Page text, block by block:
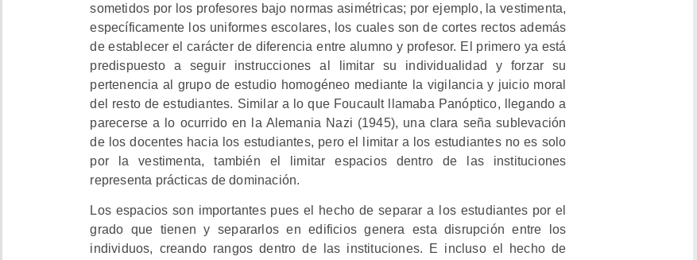
sometidos por los profesores bajo normas asimétricas; por ejemplo, la vestimenta,
específicamente los uniformes escolares, los cuales son de cortes rectos además
de establecer el carácter de diferencia entre alumno y profesor. El primero ya está
predispuesto a seguir instrucciones al limitar su individualidad y forzar su
pertenencia al grupo de estudio homogéneo mediante la vigilancia y juicio moral
del resto de estudiantes. Similar a lo que Foucault llamaba Panóptico, llegando a
parecerse a lo ocurrido en la Alemania Nazi (1945), una clara seña sublevación
de los docentes hacia los estudiantes, pero el limitar a los estudiantes no es solo
por la vestimenta, también el limitar espacios dentro de las instituciones
representa prácticas de dominación.
Los espacios son importantes pues el hecho de separar a los estudiantes por el
grado que tienen y separarlos en edificios genera esta disrupción entre los
individuos, creando rangos dentro de las instituciones. E incluso el hecho de